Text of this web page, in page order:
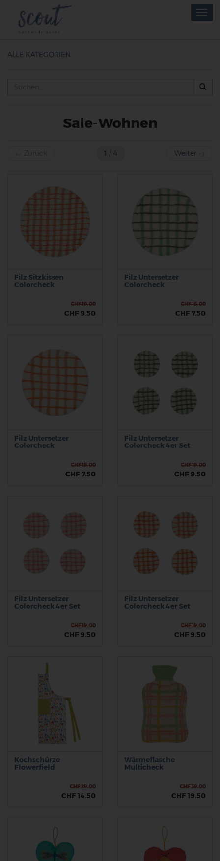
content
ALLE KATEGORIEN
Sale-Wohnen
1 / 4 Weiter →
Filz Sitzkissen
Colorcheck
CHF 19.00
CHF 9.50
Filz Untersetzer
Colorcheck
CHF 15.00
CHF 7.50
Filz Untersetzer
Colorcheck
CHF 15.00
CHF 7.50
Filz Untersetzer
Colorcheck 4er Set
CHF 19.00
CHF 9.50
Filz Untersetzer
Colorcheck 4er Set
CHF 19.00
CHF 9.50
Filz Untersetzer
Colorcheck 4er Set
CHF 19.00
CHF 9.50
Kochschürze
Flowerfield
CHF 29.00
CHF 14.50
Wärmeflasche
Multicheck
CHF 39.00
CHF 19.50